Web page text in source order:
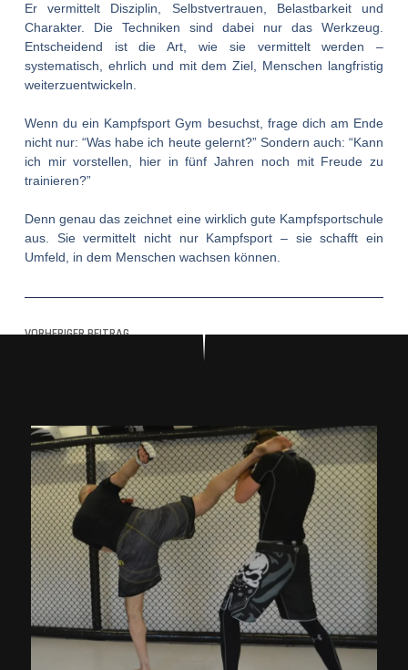
Er vermittelt Disziplin, Selbstvertrauen, Belastbarkeit und
Charakter. Die Techniken sind dabei nur das Werkzeug.
Entscheidend ist die Art, wie sie vermittelt werden –
systematisch, ehrlich und mit dem Ziel, Menschen langfristig
weiterzuentwickeln.
Wenn du ein Kampfsport Gym besuchst, frage dich am Ende
nicht nur: “Was habe ich heute gelernt?” Sondern auch: “Kann
ich mir vorstellen, hier in fünf Jahren noch mit Freude zu
trainieren?”
Denn genau das zeichnet eine wirklich gute Kampfsportschule
aus. Sie vermittelt nicht nur Kampfsport – sie schafft ein
Umfeld, in dem Menschen wachsen können.
VORHERIGER BEITRAG